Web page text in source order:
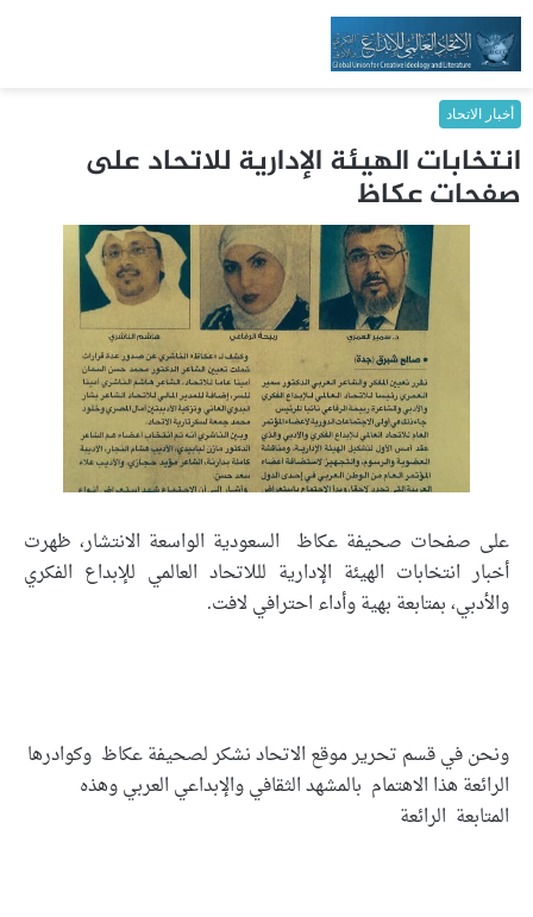
أخبار الاتحاد
انتخابات الهيئة الإدارية للاتحاد على
صفحات عكاظ
على صفحات صحيفة عكاظ السعودية الواسعة الانتشار، ظهرت
أخبار انتخابات الهيئة الإدارية لللاتحاد العالمي للإبداع الفكري
والأدبي، بمتابعة بهية وأداء احترافي لافت.
ونحن في قسم تحرير موقع الاتحاد نشكر لصحيفة عكاظ وكوادرها
الرائعة هذا الاهتمام بالمشهد الثقافي والإبداعي العربي وهذه
المتابعة الرائعة